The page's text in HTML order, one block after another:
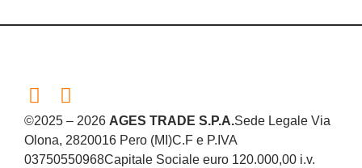
©2025 – 2026 AGES TRADE S.P.A.Sede Legale Via
Olona, 2820016 Pero (MI)C.F e P.IVA
03750550968Capitale Sociale euro 120.000,00 i.v.